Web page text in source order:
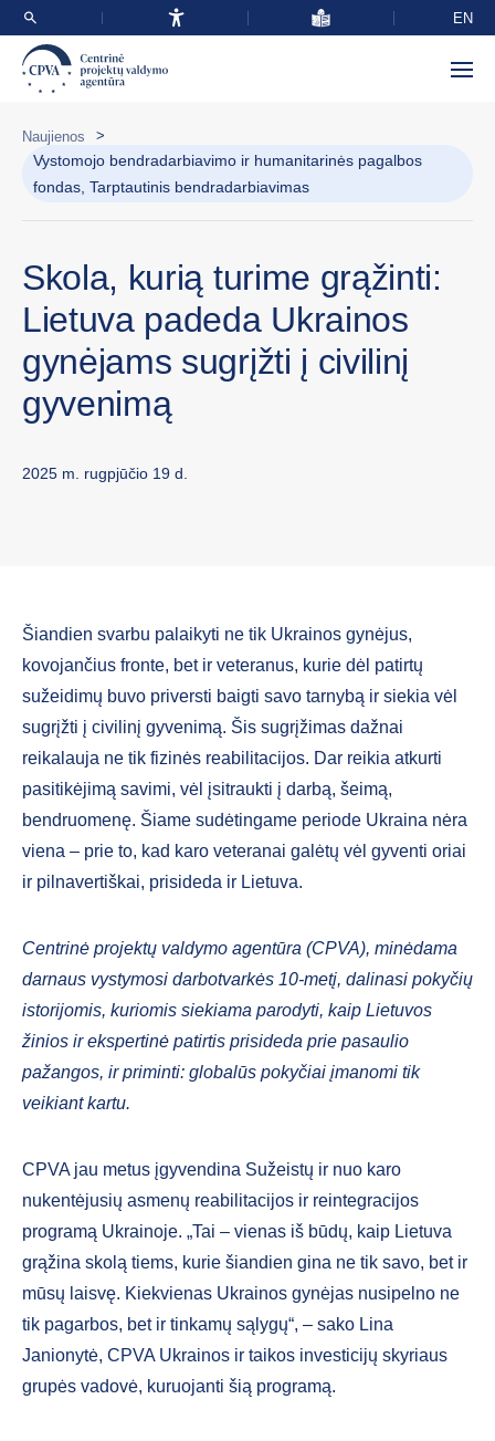
EN
Naujienos >
Vystomojo bendradarbiavimo ir humanitarinės pagalbos
fondas, Tarptautinis bendradarbiavimas
Skola, kurią turime grąžinti:
Lietuva padeda Ukrainos
gynėjams sugrįžti į civilinį
gyvenimą
2025 m. rugpjūčio 19 d.
Šiandien svarbu palaikyti ne tik Ukrainos gynėjus,
kovojančius fronte, bet ir veteranus, kurie dėl patirtų
sužeidimų buvo priversti baigti savo tarnybą ir siekia vėl
sugrįžti į civilinį gyvenimą. Šis sugrįžimas dažnai
reikalauja ne tik fizinės reabilitacijos. Dar reikia atkurti
pasitikėjimą savimi, vėl įsitraukti į darbą, šeimą,
bendruomenę. Šiame sudėtingame periode Ukraina nėra
viena – prie to, kad karo veteranai galėtų vėl gyventi oriai
ir pilnavertiškai, prisideda ir Lietuva.
Centrinė projektų valdymo agentūra (CPVA), minėdama
darnaus vystymosi darbotvarkės 10-metį, dalinasi pokyčių
istorijomis, kuriomis siekiama parodyti, kaip Lietuvos
žinios ir ekspertinė patirtis prisideda prie pasaulio
pažangos, ir priminti: globalūs pokyčiai įmanomi tik
veikiant kartu.
CPVA jau metus įgyvendina Sužeistų ir nuo karo
nukentėjusių asmenų reabilitacijos ir reintegracijos
programą Ukrainoje. „Tai – vienas iš būdų, kaip Lietuva
grąžina skolą tiems, kurie šiandien gina ne tik savo, bet ir
mūsų laisvę. Kiekvienas Ukrainos gynėjas nusipelno ne
tik pagarbos, bet ir tinkamų sąlygų“, – sako Lina
Janionytė, CPVA Ukrainos ir taikos investicijų skyriaus
grupės vadovė, kuruojanti šią programą.